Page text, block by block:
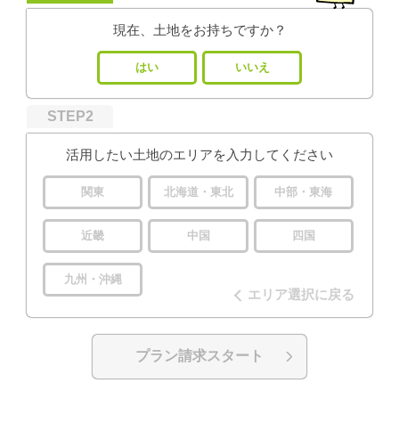
現在、土地をお持ちですか？
はい いいえ
STEP2
活用したい土地のエリアを入力してください
関東 北海道・東北 中部・東海
近畿 中国 四国
九州・沖縄
エリア選択に戻る
プラン請求スタート